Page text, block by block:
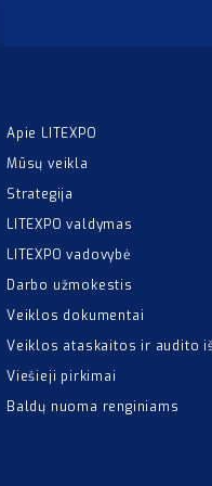
Apie LITEXPO
Mūsų veikla
Strategija
LITEXPO valdymas
LITEXPO vadovybė
Darbo užmokestis
Veiklos dokumentai
Veiklos ataskaitos ir audito
Viešieji pirkimai
Baldų nuoma renginiams